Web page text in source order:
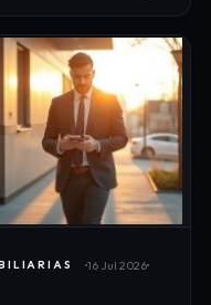
16 Jul 2026